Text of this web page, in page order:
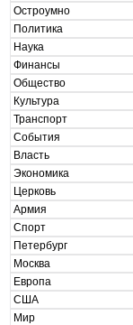
Остроумно
Политика
Наука
Финансы
Общество
Культура
Транспорт
События
Власть
Экономика
Церковь
Армия
Спорт
Петербург
Москва
Европа
США
Мир